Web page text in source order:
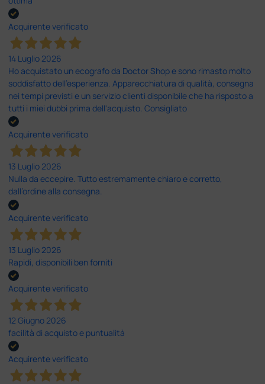
Acquirente verificato
14 Luglio 2026
Ho acquistato un ecografo da Doctor Shop e sono rimasto molto
soddisfatto dell'esperienza. Apparecchiatura di qualità, consegna
nei tempi previsti e un servizio clienti disponibile che ha risposto a
tutti i miei dubbi prima dell'acquisto. Consigliato
Acquirente verificato
13 Luglio 2026
Nulla da eccepire. Tutto estremamente chiaro e corretto,
dall’ordine alla consegna.
Acquirente verificato
13 Luglio 2026
Rapidi, disponibili ben forniti
Acquirente verificato
12 Giugno 2026
facilità di acquisto e puntualità
Acquirente verificato